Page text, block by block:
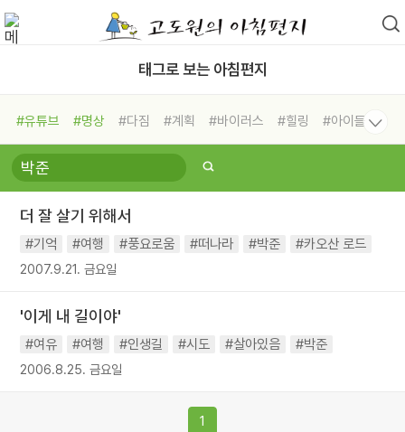
태그로 보는 아침편지
#유튜브 #명상 #다짐 #계획 #바이러스 #힐링
#아이들
#비전캠프
#독서캠프 #삶
#희망
#나눔 #친구 #링컨학교
#독서
#건강 #면역력
더 잘 살기 위해서
#기억 #여행 #풍요로움 #떠나라 #박준 #카오산 로드
2007.9.21. 금요일
'이게 내 길이야'
#여유 #여행 #인생길 #시도 #살아있음 #박준
2006.8.25. 금요일
1